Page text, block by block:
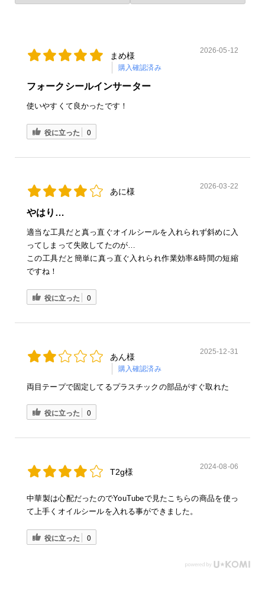
まめ様
購入確認済み
2026-05-12
フォークシールインサーター
使いやすくて良かったです！
役に立った 0
あに様
2026-03-22
やはり…
適当な工具だと真っ直ぐオイルシールを入れられず斜めに入
ってしまって失敗してたのが…
この工具だと簡単に真っ直ぐ入れられ作業効率&時間の短縮
ですね！
役に立った 0
あん様
購入確認済み
2025-12-31
両目テープで固定してるプラスチックの部品がすぐ取れた
役に立った 0
T2g様
2024-08-06
中華製は心配だったのでYouTubeで見たこちらの商品を使っ
て上手くオイルシールを入れる事ができました。
役に立った 0